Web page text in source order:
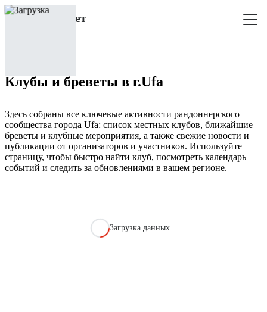
Клубы и бреветы в г.Ufa
Здесь собраны все ключевые активности рандоннерского
сообщества города Ufa: список местных клубов, ближайшие
бреветы и клубные мероприятия, а также свежие новости и
публикации от организаторов и участников. Используйте
страницу, чтобы быстро найти клуб, посмотреть календарь
событий и следить за обновлениями в вашем регионе.
Загрузка данных...